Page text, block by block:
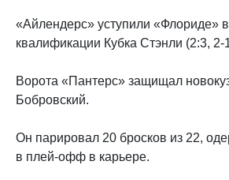
«Айлендерс» уступили «Флориде»
квалификации Кубка Стэнли (2:3, 2-
Ворота «Пантерс» защищал
Бобровский.
Он парировал 20 бросков из 22,
в плей-офф в карьере.